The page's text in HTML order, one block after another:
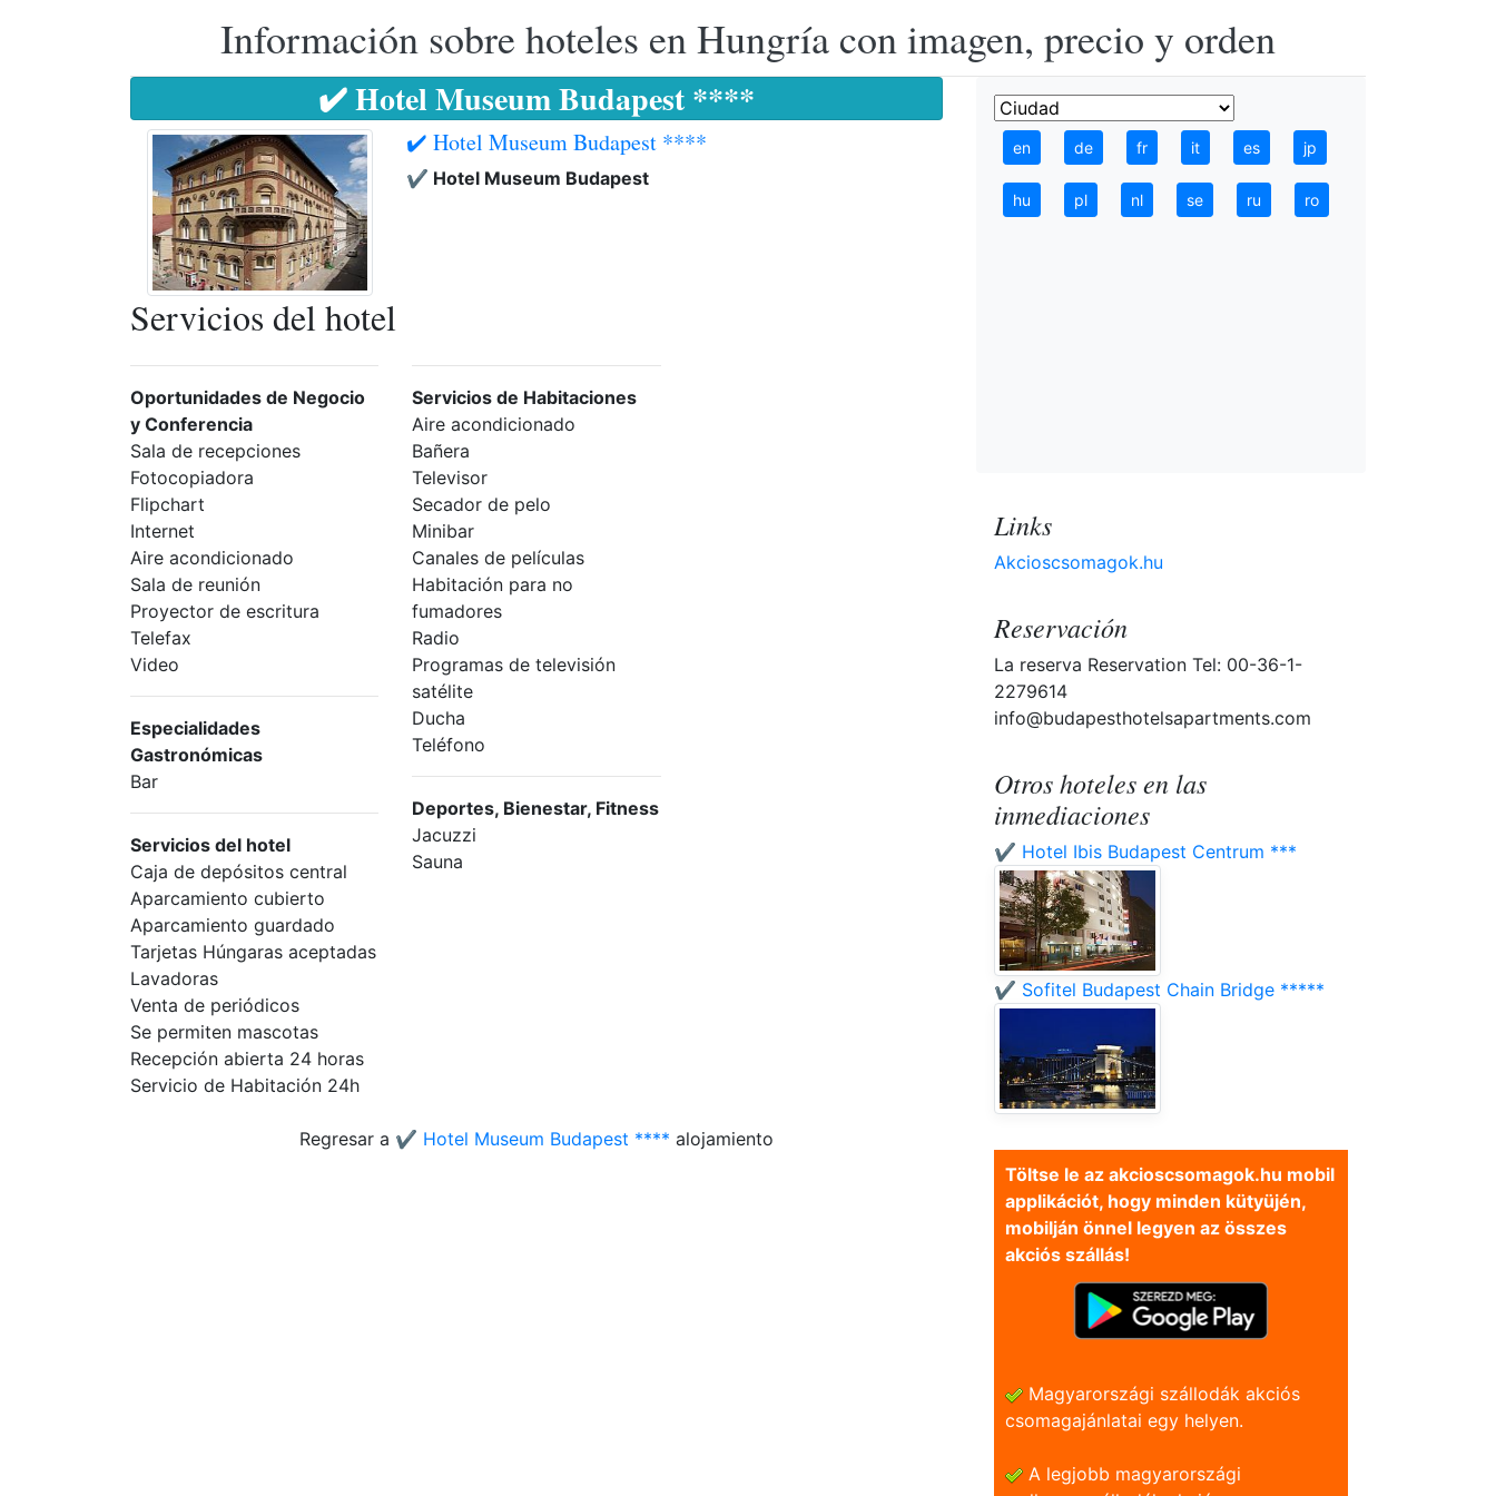
Información sobre hoteles en Hungría con imagen, precio y orden
✔️ Hotel Museum Budapest ****
✔️ Hotel Museum Budapest ****
✔️ Hotel Museum Budapest
Servicios del hotel
Oportunidades de Negocio
y Conferencia
Sala de recepciones
Fotocopiadora
Flipchart
Internet
Aire acondicionado
Sala de reunión
Proyector de escritura
Telefax
Video
Especialidades
Gastronómicas
Bar
Servicios del hotel
Caja de depósitos central
Aparcamiento cubierto
Aparcamiento guardado
Tarjetas Húngaras aceptadas
Lavadoras
Venta de periódicos
Se permiten mascotas
Recepción abierta 24 horas
Servicio de Habitación 24h
Servicios de Habitaciones
Aire acondicionado
Bañera
Televisor
Secador de pelo
Minibar
Canales de películas
Habitación para no
fumadores
Radio
Programas de televisión
satélite
Ducha
Teléfono
Deportes, Bienestar, Fitness
Jacuzzi
Sauna
Regresar a ✔️ Hotel Museum Budapest **** alojamiento
en de fr it es jp
hu pl nl se ru ro
Links
Akcioscsomagok.hu
Reservación
La reserva Reservation Tel: 00-36-1-
2279614
info@budapesthotelsapartments.com
Otros hoteles en las
inmediaciones
✔️ Hotel Ibis Budapest Centrum ***
✔️ Sofitel Budapest Chain Bridge *****
Töltse le az akcioscsomagok.hu mobil
applikációt, hogy minden kütyüjén,
mobilján önnel legyen az összes
akciós szállás!
Magyarországi szállodák akciós
csomagajánlatai egy helyen.
A legjobb magyarországi